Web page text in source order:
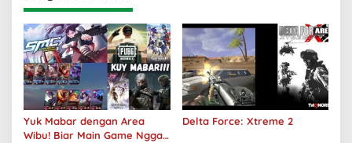
Yuk Mabar dengan Area
Wibu! Biar Main Game Nggak
Delta Force: Xtreme 2